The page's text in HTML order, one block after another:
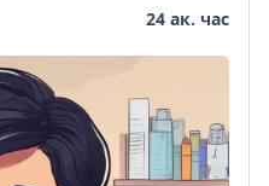
24 ак. час